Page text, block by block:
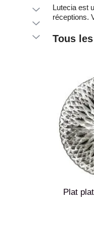
Lutecia est
réceptions.
Tous
Plat